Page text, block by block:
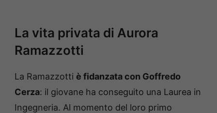
La vita privata di Aurora
Ramazzotti
La Ramazzotti è fidanzata con Goffredo
Cerza: il giovane ha conseguito una Laurea in
Ingegneria. Al momento del loro primo